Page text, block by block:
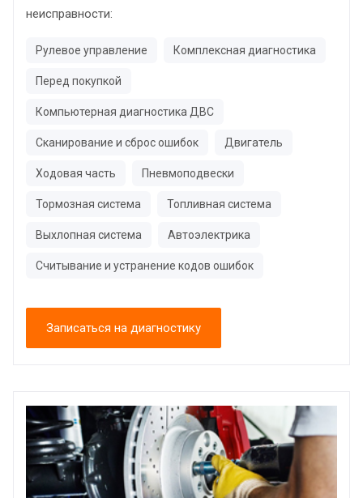
неисправности:
Рулевое управление Комплексная диагностика
Перед покупкой
Компьютерная диагностика ДВС
Сканирование и сброс ошибок Двигатель
Ходовая часть Пневмоподвески
Тормозная система Топливная система
Выхлопная система Автоэлектрика
Считывание и устранение кодов ошибок
Записаться на диагностику